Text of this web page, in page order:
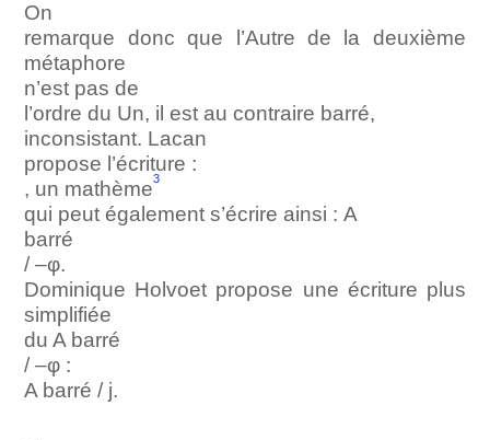
On
remarque donc que l’Autre de la deuxième
métaphore
n’est pas de
l’ordre du Un, il est au contraire barré,
inconsistant. Lacan
propose l’écriture :
, un mathème3
qui peut également s’écrire ainsi :Α
barré
/ –φ.
Dominique Holvoet propose une écriture plus
simplifiée
du A barré
/–φ :
A barré / j.